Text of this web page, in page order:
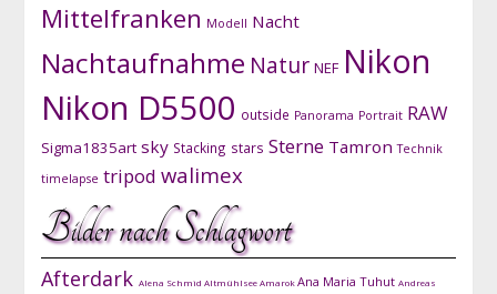
Mittelfranken Modell Nacht
Nachtaufnahme Natur NEF Nikon
Nikon D5500 outside Panorama Portrait RAW
Sigma1835art sky Stacking stars Sterne Tamron Technik
timelapse tripod walimex
Bilder nach Schlagwort
Afterdark Alena Schmid AltmühlseeAmarokAna Maria Tuhut Andreas